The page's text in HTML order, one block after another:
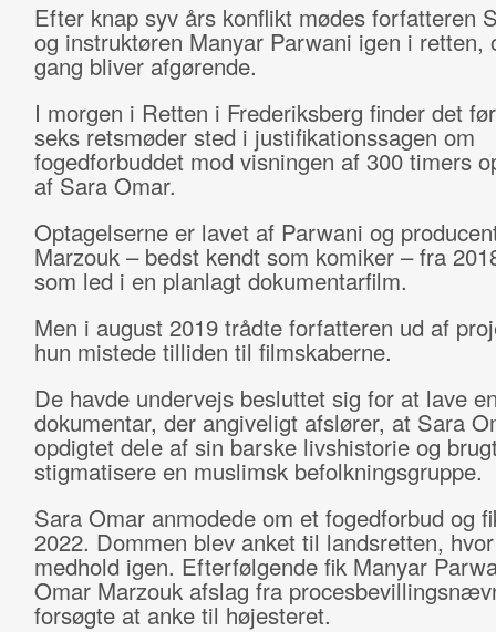
Efter knap syv års konflikt mødes forfatteren
og instruktøren Manyar Parwani igen i retten,
gang bliver afgørende.
I morgen i Retten i Frederiksberg finder det
seks retsmøder sted i justifikationssagen om
fogedforbuddet mod visningen af 300 timers
af Sara Omar.
Optagelserne er lavet af Parwani og
Marzouk – bedst kendt som komiker – fra
som led i en planlagt dokumentarfilm.
Men i august 2019 trådte forfatteren ud af
hun mistede tilliden til filmskaberne.
De havde undervejs besluttet sig for at lave
dokumentar, der angiveligt afslører, at Sara
opdigtet dele af sin barske livshistorie og
stigmatisere en muslimsk befolkningsgruppe.
Sara Omar anmodede om et fogedforbud og
2022. Dommen blev anket til landsretten,
medhold igen. Efterfølgende fik Manyar
Omar Marzouk afslag fra
forsøgte at anke til højesteret.